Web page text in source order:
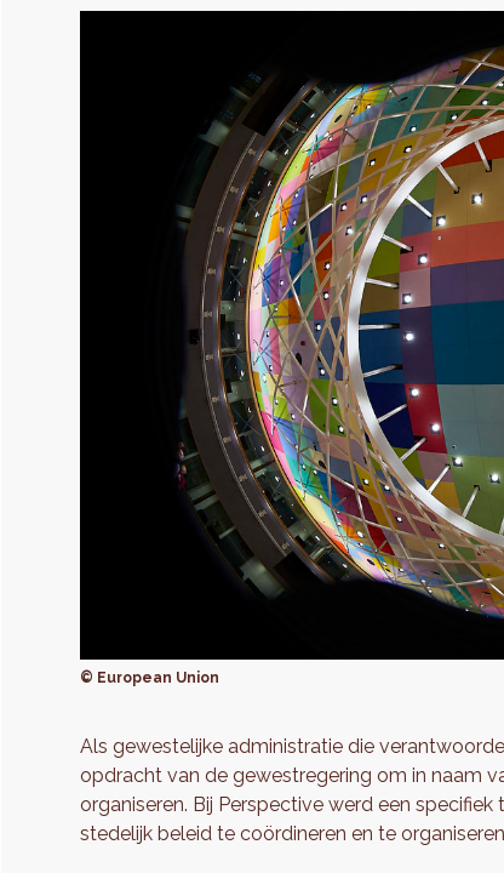
© European Union
Als gewestelijke administratie die
opdracht van de gewestregering om in naam
organiseren. Bij Perspective werd een
stedelijk beleid te coördineren en te